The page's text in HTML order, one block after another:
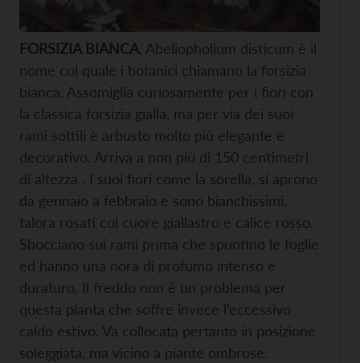
FORSIZIA BIANCA. Abeliopholium disticum è il
nome col quale i botanici chiamano la forsizia
bianca. Assomiglia curiosamente per i fiori con
la classica forsizia gialla, ma per via dei suoi
rami sottili è arbusto molto più elegante e
decorativo. Arriva a non più di 150 centimetri
di altezza . I suoi fiori come la sorella, si aprono
da gennaio a febbraio e sono bianchissimi,
talora rosati col cuore giallastro e calice rosso.
Sbocciano sui rami prima che spuntino le foglie
ed hanno una nora di profumo intenso e
duraturo. Il freddo non è un problema per
questa pianta che soffre invece l’eccessivo
caldo estivo. Va collocata pertanto in posizione
soleggiata, ma vicino a piante ombrose.